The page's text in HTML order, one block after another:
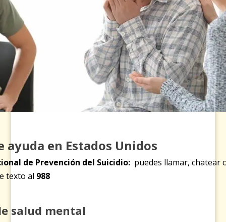
ayuda en Estados Unidos
de Prevención del Suicidio:puedes llamar, chatear
texto al 988
salud mental